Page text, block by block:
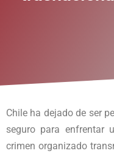
Chile ha dejado de ser
seguro para enfrentar
crimen organizado